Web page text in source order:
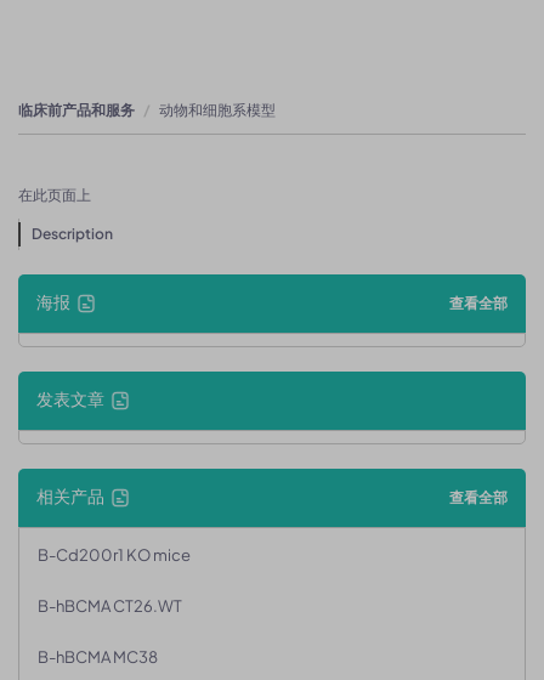
临床前产品和服务 动物和细胞系模型
在此页面上
Description
海报 查看全部
发表文章
相关产品 查看全部
B-Cd200r1 KO mice
B-hBCMA CT26.WT
B-hBCMA MC38